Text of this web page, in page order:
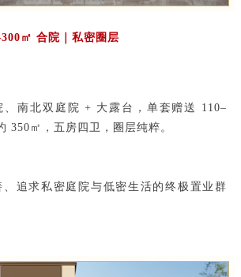
㎡ 合院｜私密圈层
、南北双庭院 + 大露台，单套赠送 110–
350㎡，五房四卫，圈层纯粹。
追求私密庭院与低密生活的终极置业群